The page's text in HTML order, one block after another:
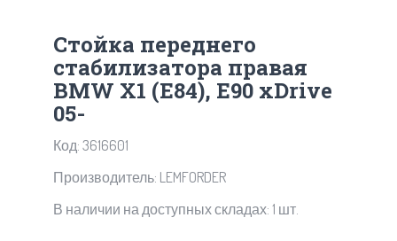
Стойка переднего
стабилизатора правая
BMW X1 (E84), E90 xDrive
05-
Код: 3616601
Производитель: LEMFORDER
В наличии на доступных складах: 1 шт.